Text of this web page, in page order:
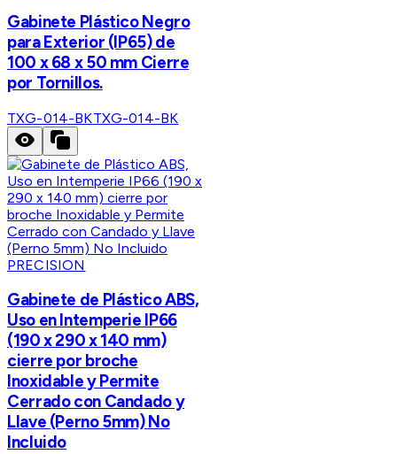
Gabinete Plástico Negro
para Exterior (IP65) de
100 x 68 x 50 mm Cierre
por Tornillos.
TXG-014-BKTXG-014-BK
PRECISION
Gabinete de Plástico ABS,
Uso en Intemperie IP66
(190 x 290 x 140 mm)
cierre por broche
Inoxidable y Permite
Cerrado con Candado y
Llave (Perno 5mm) No
Incluido